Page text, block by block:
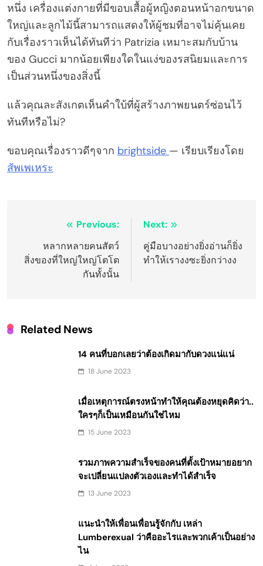
หนึ่ง เครื่องแต่งกายที่มีขอบเสื้อผู้หญิงตอนหน้าอกขนาด
ใหญ่และลูกไม้นี้สามารถแสดงให้ผู้ชมที่อาจไม่คุ้นเคย
กับเรื่องราวเห็นได้ทันทีว่า Patrizia เหมาะสมกับบ้าน
ของ Gucci มากน้อยเพียงใดในแง่ของรสนิยมและการ
เป็นส่วนหนึ่งของสิ่งนี้
แล้วคุณละสังเกตเห็นคำใบ้ที่ผู้สร้างภาพยนตร์ซ่อนไว้
ทันทีหรือไม่?
ขอบคุณเรื่องราวดีๆจาก brightside — เรียบเรียงโดย
สัพเพเหระ
navigation
Previous:
หลากหลายคนสัตว์
สิ่งของที่ใหญ่ใหญ่โตโต
กันทั้งนั้น
Next:
คู่มือบางอย่างยิ่งอ่านก็ยิ่ง
ทำให้เรางงซะยิ่งกว่างง
Related News
14 คนที่บอกเลยว่าต้องเกิดมากับดวงแน่แน่
18 June 2023
เมื่อเหตุการณ์ตรงหน้าทำให้คุณต้องหยุดคิดว่า..
ใครๆก็เป็นเหมือนกันใช่ไหม
15 June 2023
รวมภาพความสำเร็จของคนที่ตั้งเป้าหมายอยาก
จะเปลี่ยนแปลงตัวเองและทำได้สำเร็จ
13 June 2023
แนะนำให้เพื่อนเพื่อนรู้จักกับ เหล่า
Lumberexual ว่าคืออะไรและพวกเค้าเป็นอย่าง
ไน